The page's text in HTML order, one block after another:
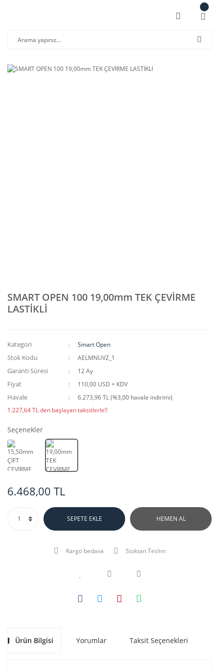
SMART OPEN 100 19,00mm TEK ÇEVİRME
LASTİKLİ
Kategori Smart Open
Stok Kodu AELMNUVZ_1
Garanti Süresi 12 Ay
Fiyat 110,00 USD + KDV
Havale
6.273,96 TL (%3,00 havale indirimi)
1.227,64 TL den başlayan taksitlerle!!
Seçenekler
6.468,00 TL
SEPETE EKLE HEMEN AL
Kargo bedava Stoktan Teslim
Ürün Bilgisi Yorumlar Taksit Seçenekleri